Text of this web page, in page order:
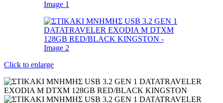
Click to enlarge